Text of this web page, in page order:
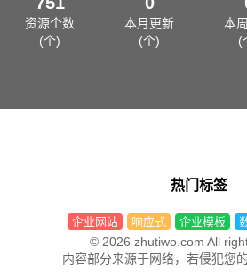
资源个数
(个)
本月更新
(个)
本
(
热门标签
企业网站 响应式 企业模板
© 2026 zhutiwo.com All
内容部分来源于网络，若侵犯您